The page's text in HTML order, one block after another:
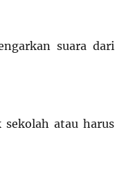
suara dari
sekolah atau harus